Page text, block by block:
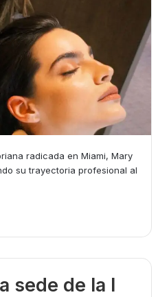
radicada en Miami, Mary
su trayectoria profesional al
sede de la I